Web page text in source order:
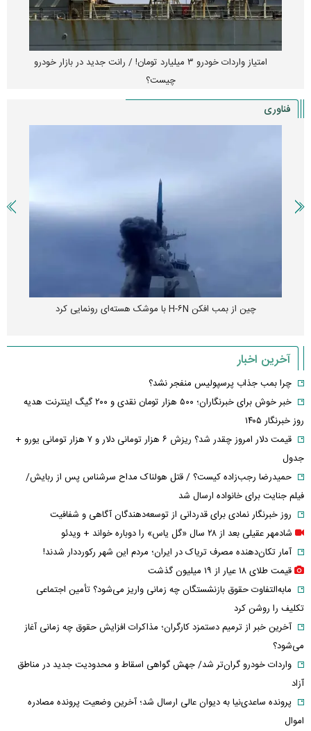
امتیاز واردات خودرو ۳ میلیارد تومان! / رانت جدید در بازار خودرو
چیست؟
فناوری
چین از بمب افکن H-۶N با موشک هسته‌ای رونمایی کرد
آخرین اخبار
چرا بمب جذاب پرسپولیس منفجر نشد؟
خبر خوش برای خبرنگاران؛ ۵۰۰ هزار تومان نقدی و ۲۰۰ گیگ اینترنت هدیه
روز خبرنگار ۱۴۰۵
قیمت دلار امروز چقدر شد؟ ریزش ۶ هزار تومانی دلار و ۷ هزار تومانی یورو +
جدول
حمیدرضا رجب‌زاده کیست؟ / قتل هولناک مداح سرشناس پس از ربایش/
فیلم جنایت برای خانواده ارسال شد
روز خبرنگار نمادی برای قدردانی از توسعه‌دهندگان آگاهی و شفافیت
شادمهر عقیلی بعد از ۲۸ سال «گل یاس» را دوباره خواند + ویدئو
آمار تکان‌دهنده مصرف تریاک در ایران؛ مردم این شهر رکورددار شدند!
قیمت طلای ۱۸ عیار از ۱۹ میلیون گذشت
مابه‌التفاوت حقوق بازنشستگان چه زمانی واریز می‌شود؟ تأمین اجتماعی
تکلیف را روشن کرد
آخرین خبر از ترمیم دستمزد کارگران؛ مذاکرات افزایش حقوق چه زمانی آغاز
می‌شود؟
واردات خودرو گران‌تر شد/ جهش گواهی اسقاط و محدودیت جدید در مناطق
آزاد
پرونده ساعدی‌نیا به دیوان عالی ارسال شد؛ آخرین وضعیت پرونده مصادره
اموال